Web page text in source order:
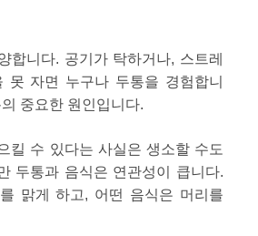
합니다. 공기가 탁하거나, 스트레
못 자면 누구나 두통을 경험합니
중요한 원인입니다.
킬 수 있다는 사실은 생소할 수도
두통과 음식은 연관성이 큽니다.
맑게 하고, 어떤 음식은 머리를